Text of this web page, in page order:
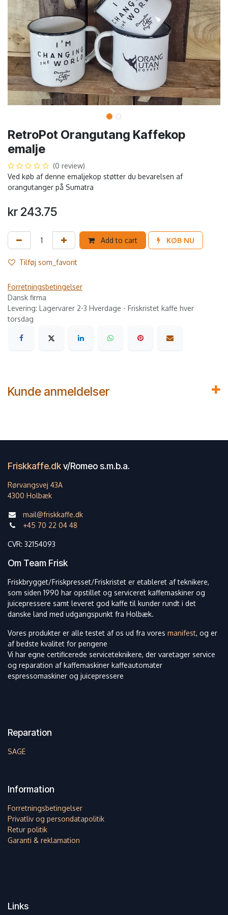
RetroPot Orangutang Kaffekop
emalje
(0 review)
Ved køb af denne emaljekop støtter du bevarelsen af
orangutanger på Sumatra
kr 243.75
Add to cart KØB NU
Tilføj som_favorit
Forretningsbetingelser
Dansk firma
Levering: Lagervarer 2-3 Hverdage - Friskristet kaffe hver
torsdag
Kunde anmeldelser
Friskkaffe.dkv/Romeo s.m.b.a.
Rørvangsvej 43A
4300 Holbæk
mail@friskkaffe.dk
+45 70 22 04 48
CVR: 32154093
Om Team Frisk
Friskbrygget/Friskpresset/Friskristet er etableret af teknikere,
som siden 1990 har opstillet og serviceret kaffemaskiner og
juicepressere samt leveret god kaffe til kunder rundt i det
danske land med udgangspunkt fra Holbæk.
Vores produkter er alle testet af os ud fra vores manifest, og er
af bedste kvalitet for pengene
Vi har egne certificerede serviceteknikere, der varetager service
og reparation af kaffemaskiner kaffeautomater
espressomaskiner og juicepressere
Reparation
SAGE
Information
Forretningsbetingelser
Privatliv og persondatapolitik
Retur politik
Garanti & reklamation
Links